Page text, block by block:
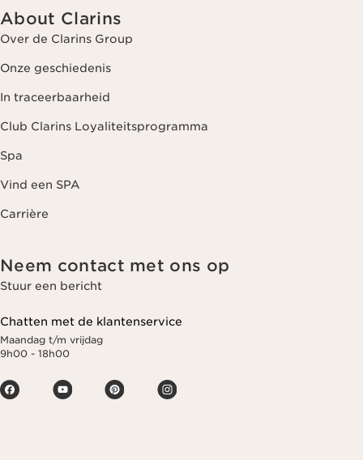
About Clarins
Over de Clarins Group
Onze geschiedenis
In traceerbaarheid
Club Clarins Loyaliteitsprogramma
Spa
Vind een SPA
Carrière
Neem contact met ons op
Stuur een bericht
Chatten met de klantenservice
Maandag t/m vrijdag
9h00 - 18h00